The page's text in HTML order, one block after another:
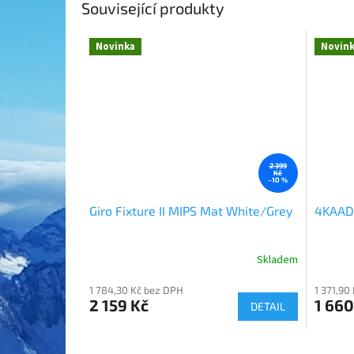
Související produkty
Novinka
2 399
Kč
–10 %
Giro Fixture II MIPS Mat White/Grey
Skladem
1 784,30 Kč bez DPH
2 159 Kč DETAIL
1 371,90
1